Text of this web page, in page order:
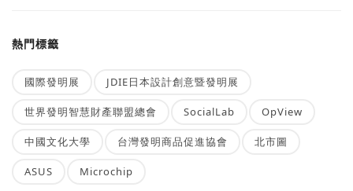
熱門標籤
國際發明展 JDIE日本設計創意暨發明展
世界發明智慧財產聯盟總會 SocialLab OpView
中國文化大學 台灣發明商品促進協會 北市圖
ASUS Microchip